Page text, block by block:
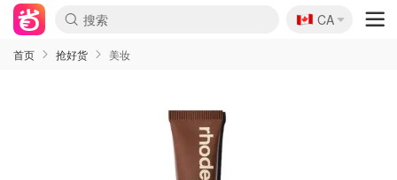
🇨🇦
CA
首页 抢好货 美妆